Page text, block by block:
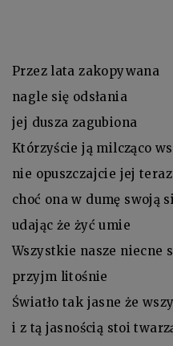
Przez lata zakopywana
nagle się odsłania
jej dusza zagubiona
Którzyście ją milcząco
nie opuszczajcie jej teraz
choć ona w dumę swoją
udając że żyć umie
Wszystkie nasze niecne
przyjm litośnie
Światło tak jasne że
i z tą jasnością stoi